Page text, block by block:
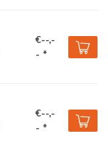
€--,-
- *
€--,-
- *